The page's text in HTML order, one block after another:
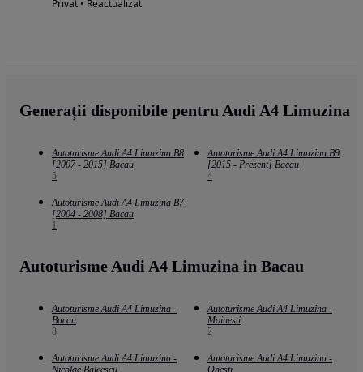
Privat • Reactualizat
Generații disponibile pentru Audi A4 Limuzina
Autoturisme Audi A4 Limuzina B8
[2007 - 2015] Bacau
5
Autoturisme Audi A4 Limuzina B9
[2015 - Prezent] Bacau
4
Autoturisme Audi A4 Limuzina B7
[2004 - 2008] Bacau
1
Autoturisme Audi A4 Limuzina in Bacau
Autoturisme Audi A4 Limuzina -
Bacau
8
Autoturisme Audi A4 Limuzina -
Moinesti
2
Autoturisme Audi A4 Limuzina -
Nicolae Balcescu
Autoturisme Audi A4 Limuzina -
Onesti